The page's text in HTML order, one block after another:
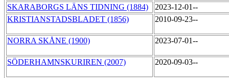
SKARABORGS LÄNS TIDNING (1884)
2023-12-01--
KRISTIANSTADSBLADET (1856)
2010-09-23--
NORRA SKÅNE (1900) 2023-07-01--
SÖDERHAMNSKURIREN (2007) 2020-09-03--